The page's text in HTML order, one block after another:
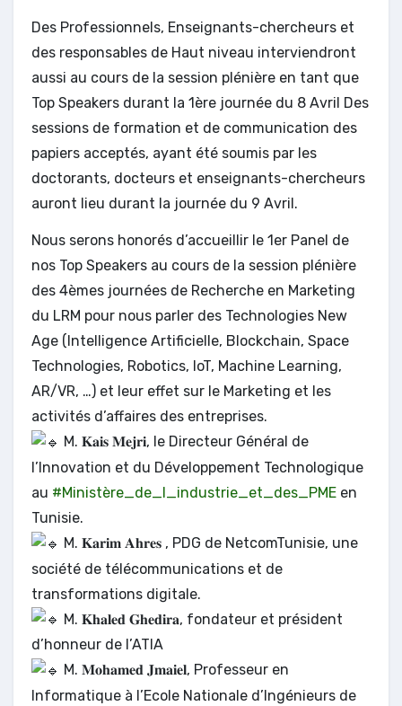
Des Professionnels, Enseignants-chercheurs et
des responsables de Haut niveau interviendront
aussi au cours de la session plénière en tant que
Top Speakers durant la 1ère journée du 8 Avril Des
sessions de formation et de communication des
papiers acceptés, ayant été soumis par les
doctorants, docteurs et enseignants-chercheurs
auront lieu durant la journée du 9 Avril.
Nous serons honorés d’accueillir le 1er Panel de
nos Top Speakers au cours de la session plénière
des 4èmes journées de Recherche en Marketing
du LRM pour nous parler des Technologies New
Age (lntelligence Artificielle, Blockchain, Space
Technologies, Robotics, IoT, Machine Learning,
AR/VR, …) et leur effet sur le Marketing et les
activités d’affaires des entreprises.
M. 𝐊𝐚𝐢𝐬 𝐌𝐞𝐣𝐫𝐢, le Directeur Général de
l’Innovation et du Développement Technologique
au #Ministère_de_l_industrie_et_des_PME en
Tunisie.
M. 𝐊𝐚𝐫𝐢𝐦 𝐀𝐡𝐫𝐞𝐬 , PDG de NetcomTunisie, une
société de télécommunications et de
transformations digitale.
M. 𝐊𝐡𝐚𝐥𝐞𝐝 𝐆𝐡𝐞𝐝𝐢𝐫𝐚, fondateur et président
d’honneur de l’ATIA
M. 𝐌𝐨𝐡𝐚𝐦𝐞𝐝 𝐉𝐦𝐚𝐢𝐞𝐥, Professeur en
Informatique à l’Ecole Nationale d’Ingénieurs de